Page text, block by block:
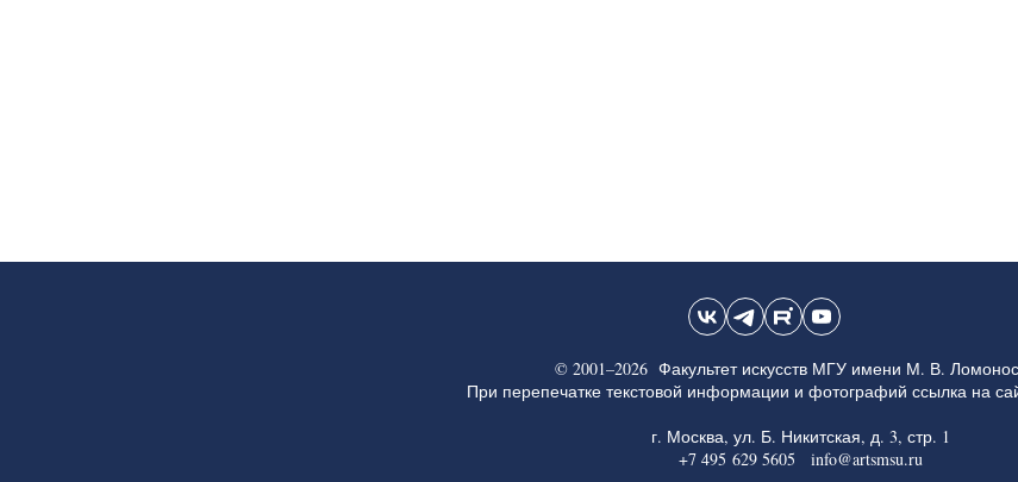
© 2001–2026 Факультет искусств МГУ имени М. В.
При перепечатке текстовой информации и фотографий ссылка на
г. Москва, ул. Б. Никитская, д. 3, стр. 1
+7 495 629 5605 info@artsmsu.ru